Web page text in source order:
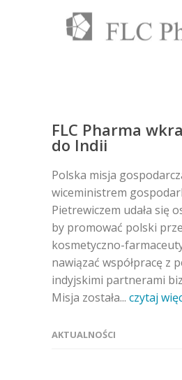
FLC Pharma
do Indii
Polska misja
wiceministrem
Pietrewiczem udała się
by promować polski
kosmetyczno-
nawiązać współpracę z
indyjskimi partnerami
Misja została... czytaj
AKTUALNOŚCI